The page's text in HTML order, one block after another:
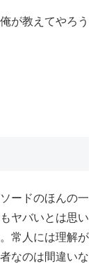
が教えてやろう
ードのほんの一
ヤバいとは思い
常人には理解が
なのは間違いな